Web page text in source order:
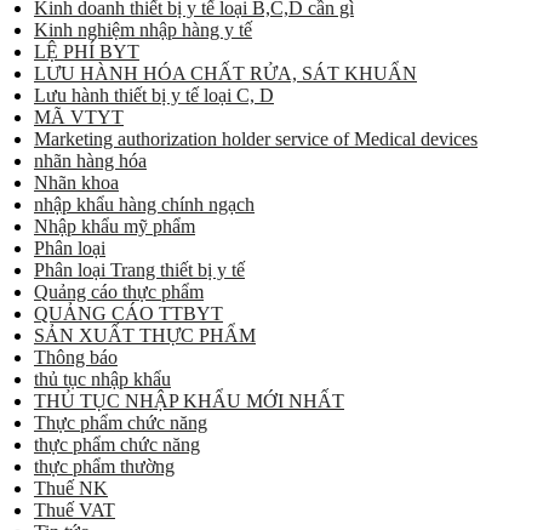
Kinh doanh thiết bị y tế loại B,C,D cần gì
Kinh nghiệm nhập hàng y tế
LỆ PHÍ BYT
LƯU HÀNH HÓA CHẤT RỬA, SÁT KHUẨN
Lưu hành thiết bị y tế loại C, D
MÃ VTYT
Marketing authorization holder service of Medical devices
nhãn hàng hóa
Nhãn khoa
nhập khẩu hàng chính ngạch
Nhập khẩu mỹ phẩm
Phân loại
Phân loại Trang thiết bị y tế
Quảng cáo thực phẩm
QUẢNG CÁO TTBYT
SẢN XUẤT THỰC PHẨM
Thông báo
thủ tục nhập khẩu
THỦ TỤC NHẬP KHẨU MỚI NHẤT
Thực phẩm chức năng
thực phẩm chức năng
thực phẩm thường
Thuế NK
Thuế VAT